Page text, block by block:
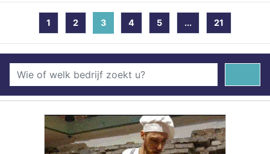
1 2 3 (current)
4 5 ... 21